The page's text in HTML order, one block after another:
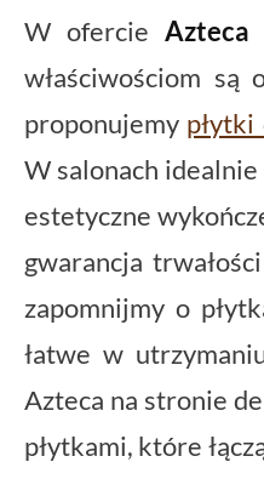
W ofercie Azteca
właściwościom
proponujemy płytki
W salonach
estetyczne
gwarancja
zapomnijmy o
łatwe w
Azteca na stronie
płytkami, które